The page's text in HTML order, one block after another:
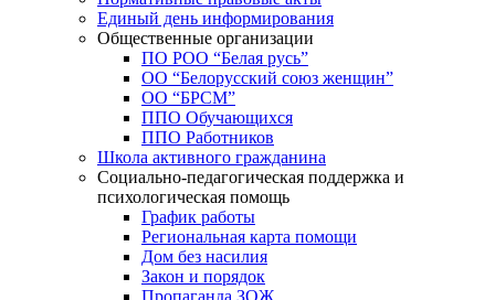
Единый день информирования
Общественные организации
ПО РОО “Белая русь”
ОО “Белорусский союз женщин”
ОО “БРСМ”
ППО Обучающихся
ППО Работников
Школа активного гражданина
Социально-педагогическая поддержка и
психологическая помощь
График работы
Региональная карта помощи
Дом без насилия
Закон и порядок
Пропаганда ЗОЖ